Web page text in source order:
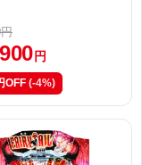
円
OFF (-4%)